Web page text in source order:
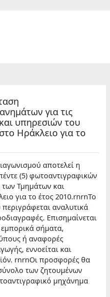
για τις
υπηρεσιών του
Ηράκλειο για το
αποτελεί η
(5) φωτοαντιγραφικών
των Τμημάτων και
για το έτος 2010.rnrnΤο
αναλυτικά
Επισημαίνεται
σήματα,
ή αναφορές
εννοείται και
rnrnΟι προσφορές θα
των ζητουμένων
μηχάνημα